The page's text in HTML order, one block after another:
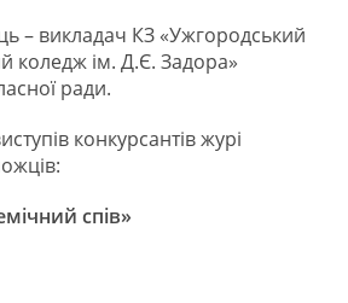
– викладач КЗ «Ужгородський
коледж ім. Д.Є. Задора»
ради.
конкурсантів журі
спів»